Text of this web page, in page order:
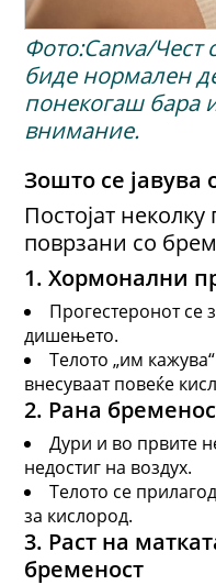
Фото:Canva/
биде нормален
понекогаш бара
внимание.
Зошто се
Постојат
поврзани со
1. Хормонални
Прогестеронот се
дишењето.
Телото „им
внесуваат повеќе
2. Рана
Дури и во првите
недостиг на воздух.
Телото се
за кислород.
3. Раст на
бременост